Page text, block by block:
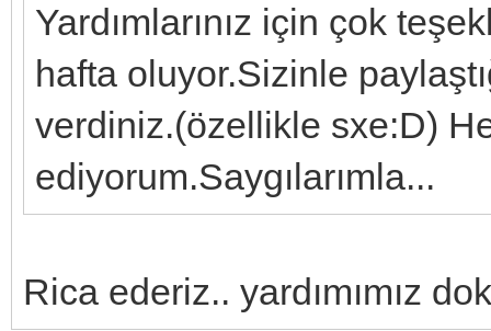
Yardımlarınız için çok
hafta oluyor.Sizinle
verdiniz.(özellikle sxe:D)
ediyorum.Saygılarımla...
Rica ederiz.. yardımımız